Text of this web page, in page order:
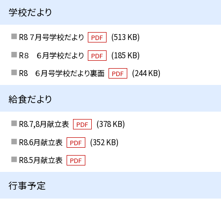
学校だより
R8 ７月号学校だより PDF
(513 KB)
R８ ６月学校だより
PDF
(185 KB)
R8 ６月号学校だより裏面
PDF (244 KB)
給食だより
R8.7,8月献立表 PDF
(378 KB)
R8.6月献立表
PDF
(352 KB)
R8.5月献立表
PDF
行事予定